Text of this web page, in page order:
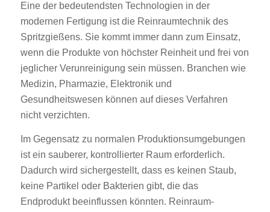
Eine der bedeutendsten Technologien in der
modernen Fertigung ist die Reinraumtechnik des
Spritzgießens. Sie kommt immer dann zum Einsatz,
wenn die Produkte von höchster Reinheit und frei von
jeglicher Verunreinigung sein müssen. Branchen wie
Medizin, Pharmazie, Elektronik und
Gesundheitswesen können auf dieses Verfahren
nicht verzichten.
Im Gegensatz zu normalen Produktionsumgebungen
ist ein sauberer, kontrollierter Raum erforderlich.
Dadurch wird sichergestellt, dass es keinen Staub,
keine Partikel oder Bakterien gibt, die das
Endprodukt beeinflussen könnten. Reinraum-